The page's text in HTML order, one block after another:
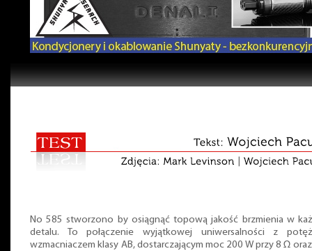
No 585 stworzono by osiągnąć topową jakość brzmienia w
detalu. To połączenie wyjątkowej uniwersalności z
wzmacniaczem klasy AB, dostarczającym moc 200 W przy 8 Ω